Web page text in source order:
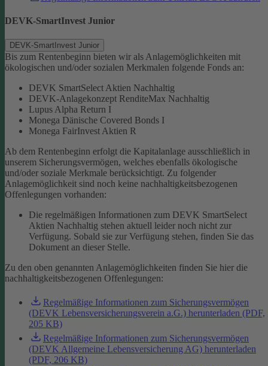
DEVK-SmartInvest Junior
DEVK-SmartInvest Junior
Bis zum Rentenbeginn bieten wir als Anlagemöglichkeiten mit
ökologischen und/oder sozialen Merkmalen folgende Fonds an:
DEVK SmartSelect Aktien Nachhaltig
DEVK-Anlagekonzept RenditeMax Nachhaltig
Lupus Alpha Return I
Monega Dänische Covered Bonds I
Monega FairInvest Aktien R
Ab dem Rentenbeginn erfolgt die Kapitalanlage ausschließlich in
unserem Sicherungsvermögen, welches ebenfalls ökologische
und/oder soziale Merkmale berücksichtigt. Zu folgender
Anlagemöglichkeit sind noch keine nachhaltigkeitsbezogenen
Offenlegungen vorhanden:
Die regelmäßigen Informationen zum DEVK SmartSelect
Aktien Nachhaltig stehen aktuell leider noch nicht zur
Verfügung. Sobald sie zur Verfügung stehen, finden Sie das
Dokument an dieser Stelle.
Zu den oben genannten Anlagemöglichkeiten finden Sie hier die
nachhaltigkeitsbezogenen Offenlegungen:
Regelmäßige Informationen zum Sicherungsvermögen
(DEVK Lebensversicherungsverein a.G.) herunterladen (PDF,
205 KB)
Regelmäßige Informationen zum Sicherungsvermögen
(DEVK Allgemeine Lebensversicherung AG) herunterladen
(PDF, 206 KB)